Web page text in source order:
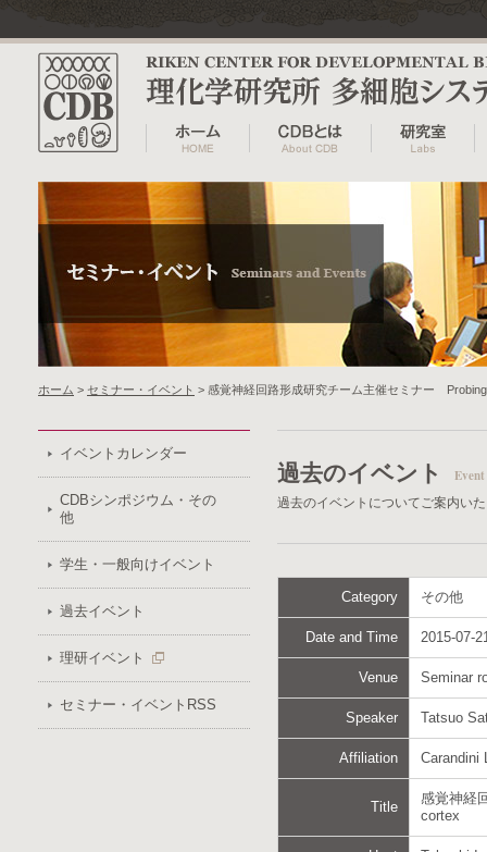
ホーム > セミナー・イベント > 感覚神経回路形成研究チーム主催セミナー
イベントカレンダー
CDBシンポジウム・その
他
学生・一般向けイベント
過去イベント
理研イベント
セミナー・イベントRSS
過去のイベント
過去のイベントについてご案内い
Category その他
Date and Time 2015-07-
Venue Seminar
Speaker Tatsuo
Affiliation Carandini
Title
感覚神経
cortex